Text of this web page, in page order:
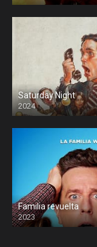
Saturday Night
2024
Familia revuelta
2023